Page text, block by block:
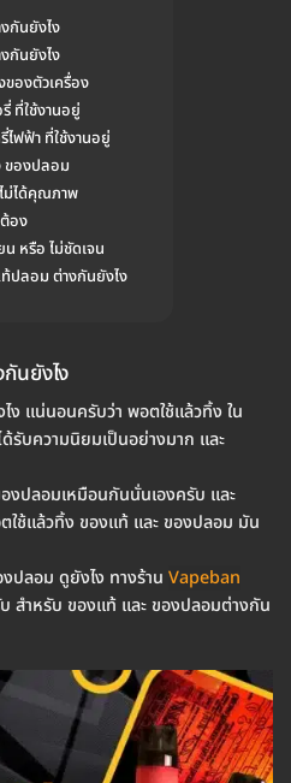
กันยังไง
กันยังไง
องตัวเครื่อง
ที่ใช้งานอยู่
ฟฟ้า ที่ใช้งานอยู่
ของปลอม
ม่ได้คุณภาพ
อง
หรือ ไม่ชัดเจน
ปลอม ต่างกันยังไง
นยังไง
แน่นอนครับว่า พอตใช้แล้วทิ้ง ใน
รับความนิยมเป็นอย่างมาก และ
งปลอมเหมือนกันนั่นเองครับ และ
ช้แล้วทิ้ง ของแท้ และ ของปลอม มัน
ปลอม ดูยังไง ทางร้าน Vapeban
สำหรับ ของแท้ และ ของปลอมต่างกัน